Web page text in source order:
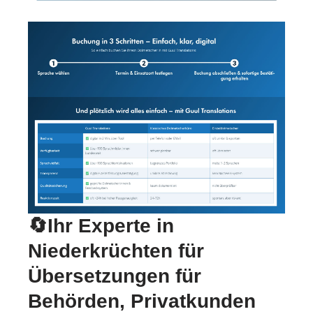
🔄Ihr Experte in
Niederkrüchten für
Übersetzungen für
Behörden, Privatkunden